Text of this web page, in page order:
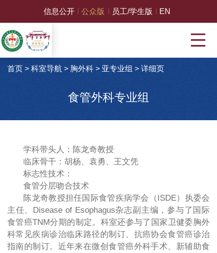
信息公开 公众版 员工/学生版 EN
首页 > 科室导航> 胸外科> 亚专业组 > 详细页
食管外科专业组
学科带头人：陈龙奇教授
临床骨干：胡杨、袁勇、王文凭
标志性技术：
食管分层吻合技术
陈龙奇教授担任国际食管疾病学会（ISDE）执委会
主任、Disease of Esophagus杂志副主编，参与了国际
食管癌TNM分期的制定。科室还参与了国家卫健委胸外
科常见疾病诊治临床路径的制订、抗癌协会食管癌诊治
指南的制订。近年来在微创食管癌外科手术、新辅助食